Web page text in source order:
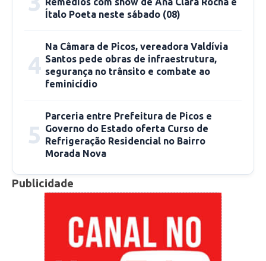
liderada pelo prefeito, Dr. Pablo Santos (PT).
As luzes de Natal se acenderam
simultaneamente em diversos pontos
estratégicos da cidade, transformando o
cenário:
Ítalo Poeta neste sábado (08)
4
Na Câmara de Picos, vereadora Valdívia
Santos pede obras de infraestrutura,
segurança no trânsito e combate ao
feminicídio
5
Parceria entre Prefeitura de Picos e
Governo do Estado oferta Curso de
Refrigeração Residencial no Bairro
Morada Nova
Publicidade